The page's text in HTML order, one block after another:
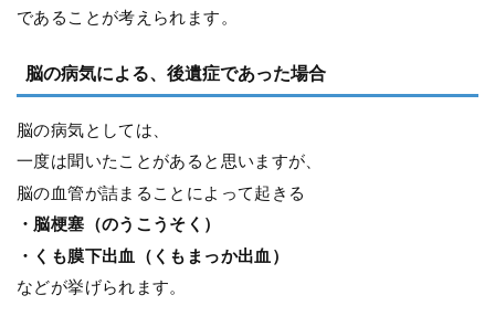
であることが考えられます。
脳の病気による、後遺症であった場合
脳の病気としては、
一度は聞いたことがあると思いますが、
脳の血管が詰まることによって起きる
・脳梗塞（のうこうそく）
・くも膜下出血（くもまっか出血）
などが挙げられます。